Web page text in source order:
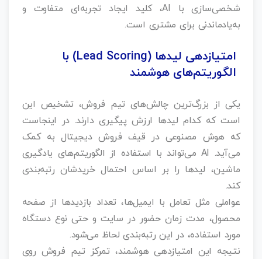
شخصی‌سازی با AI، کلید ایجاد تجربه‌ای متفاوت و
به‌یادماندنی برای مشتری است.
امتیازدهی لیدها (Lead Scoring) با
الگوریتم‌های هوشمند
یکی از بزرگ‌ترین چالش‌های تیم فروش، تشخیص این
است که کدام لیدها ارزش پیگیری دارند. در اینجاست
که هوش مصنوعی در قیف فروش دیجیتال به کمک
می‌آید. AI می‌تواند با استفاده از الگوریتم‌های یادگیری
ماشین، لیدها را بر اساس احتمال خریدشان رتبه‌بندی
کند.
عواملی مثل تعامل با ایمیل‌ها، تعداد بازدیدها از صفحه
محصول، مدت زمان حضور در سایت و حتی نوع دستگاه
مورد استفاده، در این رتبه‌بندی لحاظ می‌شود.
نتیجه این امتیازدهی هوشمند، تمرکز تیم فروش روی